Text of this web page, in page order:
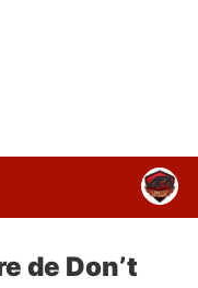
de Don’t